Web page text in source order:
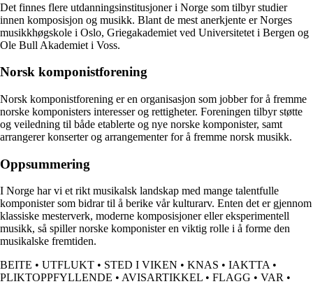
Det finnes flere utdanningsinstitusjoner i Norge som tilbyr studier
innen komposisjon og musikk. Blant de mest anerkjente er Norges
musikkhøgskole i Oslo, Griegakademiet ved Universitetet i Bergen og
Ole Bull Akademiet i Voss.
Norsk komponistforening
Norsk komponistforening er en organisasjon som jobber for å fremme
norske komponisters interesser og rettigheter. Foreningen tilbyr støtte
og veiledning til både etablerte og nye norske komponister, samt
arrangerer konserter og arrangementer for å fremme norsk musikk.
Oppsummering
I Norge har vi et rikt musikalsk landskap med mange talentfulle
komponister som bidrar til å berike vår kulturarv. Enten det er gjennom
klassiske mesterverk, moderne komposisjoner eller eksperimentell
musikk, så spiller norske komponister en viktig rolle i å forme den
musikalske fremtiden.
BEITE • UTFLUKT • STED I VIKEN • KNAS • IAKTTA •
PLIKTOPPFYLLENDE • AVISARTIKKEL • FLAGG • VAR •